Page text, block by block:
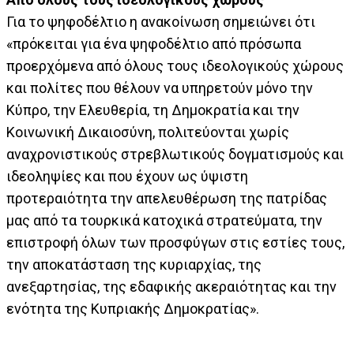
Για το ψηφοδέλτιο η ανακοίνωση σημειώνει ότι
«πρόκειται για ένα ψηφοδέλτιο από πρόσωπα
προερχόμενα από όλους τους ιδεολογικούς χώρους
και πολίτες που θέλουν να υπηρετούν μόνο την
Κύπρο, την Ελευθερία, τη Δημοκρατία και την
Κοινωνική Δικαιοσύνη, πολιτεύονται χωρίς
αναχρονιστικούς στρεβλωτικούς δογματισμούς και
ιδεοληψίες και που έχουν ως ύψιστη
προτεραιότητα την απελευθέρωση της πατρίδας
μας από τα τουρκικά κατοχικά στρατεύματα, την
επιστροφή όλων των προσφύγων στις εστίες τους,
την αποκατάσταση της κυριαρχίας, της
ανεξαρτησίας, της εδαφικής ακεραιότητας και την
ενότητα της Κυπριακής Δημοκρατίας».